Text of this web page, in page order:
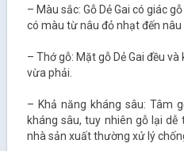
– Màu sắc: Gỗ Dẻ Gai có giác
có màu từ nâu đỏ nhạt đến nâu
– Thớ gỗ: Mặt gỗ Dẻ Gai đều
vừa phải.
– Khả năng kháng sâu: Tâm
kháng sâu, tuy nhiên gỗ lại
nhà sản xuất thường xử lý